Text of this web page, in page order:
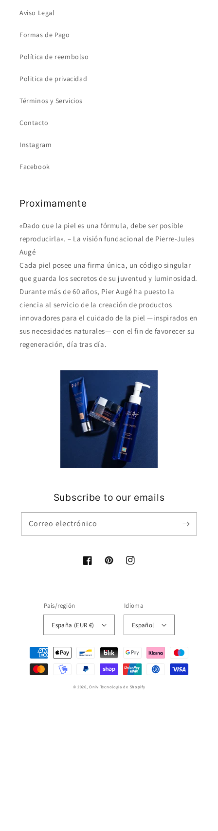
Aviso Legal
Formas de Pago
Política de reembolso
Politica de privacidad
Términos y Servicios
Contacto
Instagram
Facebook
Proximamente
«Dado que la piel es una fórmula, debe ser posible
reproducirla». – La visión fundacional de Pierre-Jules
Augé
Cada piel posee una firma única, un código singular
que guarda los secretos de su juventud y luminosidad.
Durante más de 60 años, Pier Augé ha puesto la
ciencia al servicio de la creación de productos
innovadores para el cuidado de la piel —inspirados en
sus necesidades naturales— con el fin de favorecer su
regeneración, día tras día.
Subscribe to our emails
Correo electrónico
FacebookPinterestInstagram
País/región
España (EUR €)
Idioma
Español
Formas
pago
© 2026,Oniv Tecnología de Shopify